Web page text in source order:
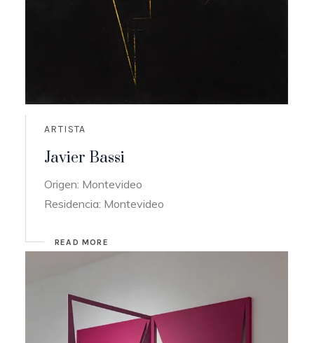
ARTISTA
Javier Bassi
Origen: Montevideo
Residencia: Montevideo
READ MORE